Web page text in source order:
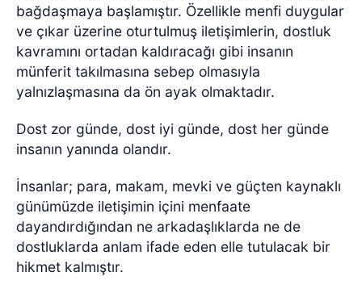
bağdaşmaya başlamıştır. Özellikle menfi duygular
ve çıkar üzerine oturtulmuş iletişimlerin, dostluk
kavramını ortadan kaldıracağı gibi insanın
münferit takılmasına sebep olmasıyla
yalnızlaşmasına da ön ayak olmaktadır.
Dost zor günde, dost iyi günde, dost her günde
insanın yanında olandır.
İnsanlar; para, makam, mevki ve güçten kaynaklı
günümüzde iletişimin içini menfaate
dayandırdığından ne arkadaşlıklarda ne de
dostluklarda anlam ifade eden elle tutulacak bir
hikmet kalmıştır.